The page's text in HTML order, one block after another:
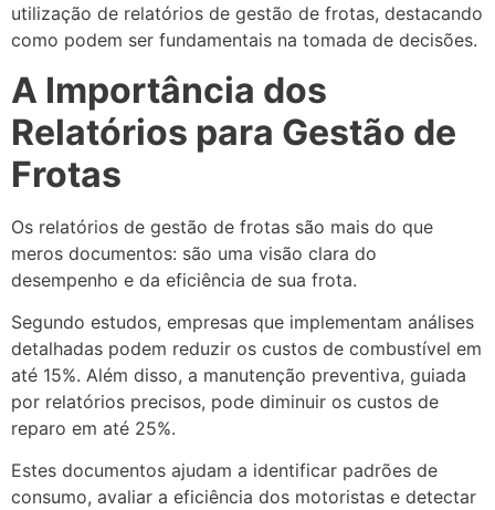
utilização de relatórios de gestão de frotas, destacando
como podem ser fundamentais na tomada de decisões.
A Importância dos
Relatórios para Gestão de
Frotas
Os relatórios de gestão de frotas são mais do que
meros documentos: são uma visão clara do
desempenho e da eficiência de sua frota.
Segundo estudos, empresas que implementam análises
detalhadas podem reduzir os custos de combustível em
até 15%. Além disso, a manutenção preventiva, guiada
por relatórios precisos, pode diminuir os custos de
reparo em até 25%.
Estes documentos ajudam a identificar padrões de
consumo, avaliar a eficiência dos motoristas e detectar